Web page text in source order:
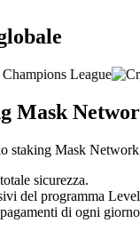
Mask
staking Mask
sicurezza.
del programma
di ogni